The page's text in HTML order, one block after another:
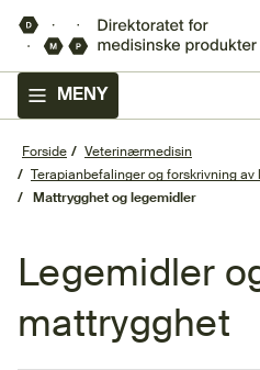
MENY
Forside
Veterinærmedisin
Terapianbefalinger og forskrivning
Mattrygghet og legemidler
Legemidler
mattrygghet